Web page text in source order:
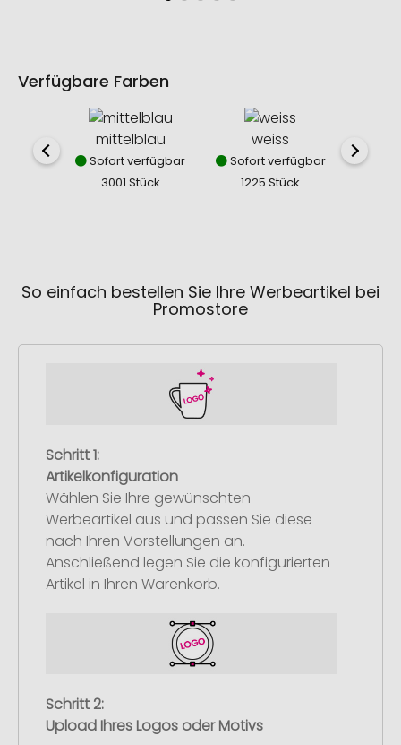
Verfügbare Farben
mittelblau
Sofort verfügbar
3001 Stück
weiss
Sofort verfügbar
1225 Stück
So einfach bestellen Sie Ihre Werbeartikel bei
Promostore
Schritt 1:
Artikelkonfiguration
Wählen Sie Ihre gewünschten
Werbeartikel aus und passen Sie diese
nach Ihren Vorstellungen an.
Anschließend legen Sie die konfigurierten
Artikel in Ihren Warenkorb.
Schritt 2:
Upload Ihres Logos oder Motivs